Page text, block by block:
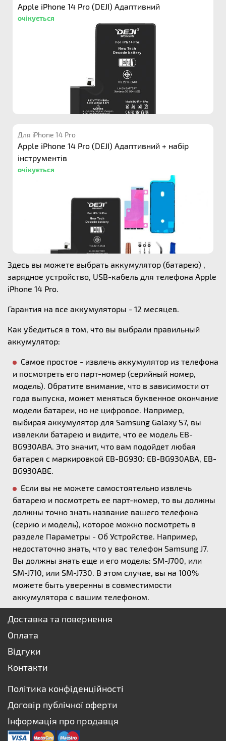
Apple iPhone 14 Pro (DEJI) Адаптивний
очікується
Для iPhone 14 Pro
Apple iPhone 14 Pro (DEJI) Адаптивний + набір
інструментів
очікується
Здесь вы можете выбрать аккумулятор (батарею) ,
зарядное устройство, USB-кабель для телефона Apple
iPhone 14 Pro.
Гарантия на все аккумуляторы - 12 месяцев.
Как убедиться в том, что вы выбрали правильный
аккумулятор:
Самое простое - извлечь аккумулятор из телефона
и посмотреть его парт-номер (серийный номер,
модель). Обратите внимание, что в зависимости от
года выпуска, может меняться буквенное окончание
модели батареи, но не цифровое. Например,
выбирая аккумулятор для Samsung Galaxy S7, вы
извлекли батарею и видите, что ее модель EB-
BG930ABA. Это значит, что вам подойдет любая
батарея с маркировкой EB-BG930: EB-BG930ABA, EB-
BG930ABE.
Если вы не можете самостоятельно извлечь
батарею и посмотреть ее парт-номер, то вы должны
должны точно знать название вашего телефона
(серию и модель), которое можно посмотреть в
разделе Параметры - Об Устройстве. Например,
недостаточно знать, что у вас телефон Samsung J7.
Вы должны знать еще и его модель: SM-J700, или
SM-J710, или SM-J730. В этом случае, вы на 100%
можете быть уверенны в совместимости
аккумулятора с вашим телефоном.
Доставка та повернення
Оплата
Відгуки
Контакти
Політика конфіденційності
Договір публічної оферти
Інформація про продавця